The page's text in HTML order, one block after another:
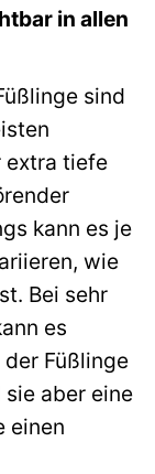
in allen
sind
extra tiefe
kann es je
wie
Bei sehr
es
Füßlinge
aber eine
einen